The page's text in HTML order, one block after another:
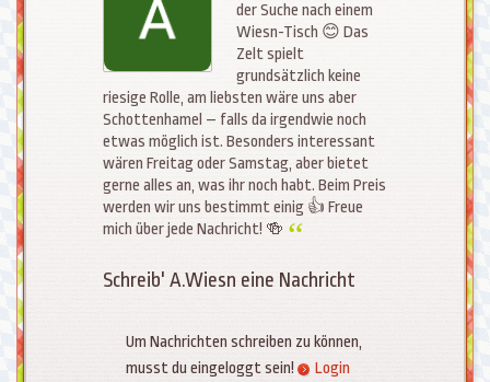
der Suche nach einem
Wiesn-Tisch 😊 Das
Zelt spielt
grundsätzlich keine
riesige Rolle, am liebsten wäre uns aber
Schottenhamel – falls da irgendwie noch
etwas möglich ist. Besonders interessant
wären Freitag oder Samstag, aber bietet
gerne alles an, was ihr noch habt. Beim Preis
werden wir uns bestimmt einig 👍 Freue
mich über jede Nachricht! 🍻
Schreib' A.Wiesn eine Nachricht
Um Nachrichten schreiben zu können,
musst du eingeloggt sein!
Login